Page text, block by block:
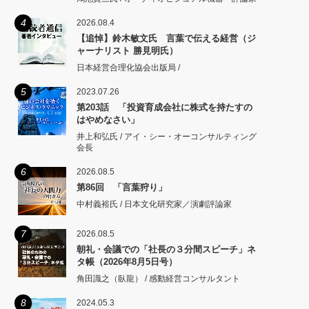
4 2026.08.4
【追悼】鈴木敏文氏 言葉で伝える経営（ジ
ャーナリスト 勝見明氏）
日本経営合理化協会出版局 /
5 2023.07.26
第203話 「投資育成会社に株式を持たすの
はやめなさい」
井上和弘氏 / アイ・シー・オーコンサルティング
会長
6 2026.08.5
第86回 「言葉狩り」
中村義裕氏 / 日本文化研究家／演劇評論家
7 2026.08.5
朝礼・会議での「社長の３分間スピーチ」ネ
タ帳（2026年8月5日号）
角田識之（臥龍） / 感動経営コンサルタント
8 2024.05.3